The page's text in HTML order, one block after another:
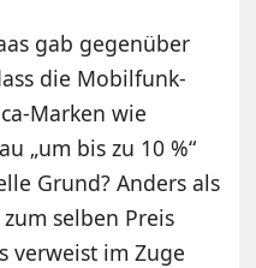
gab gegenüber
die Mobilfunk-
Marken wie
„um bis zu 10 %“
Grund? Anders als
selben Preis
verweist im Zuge